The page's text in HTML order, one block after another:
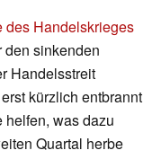
des Handelskrieges
sinkenden
Handelsstreit
kürzlich entbrannt
helfen, was dazu
Quartal herbe